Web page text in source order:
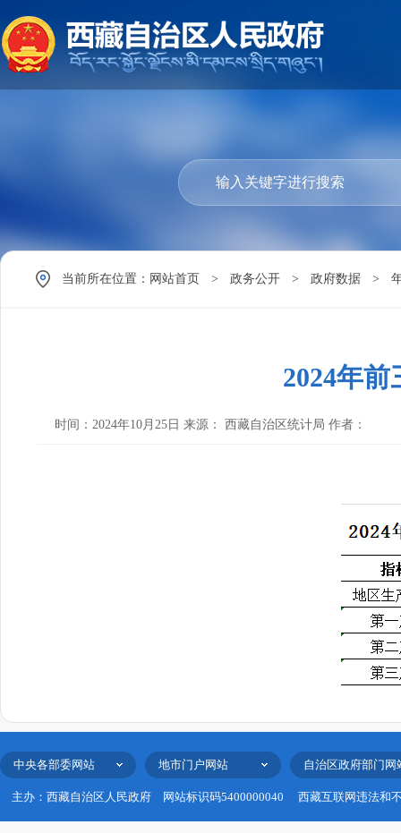
当前所在位置： 网站首页 > 政务公开 > 政府数据 >
2024年
时间：2024年10月25日 来源： 西藏自治区统计局 作者：
中央各部委网站 地市门户网站 自治区政府部门网
主办：西藏自治区人民政府 网站标识码5400000040 西藏互联网违法和